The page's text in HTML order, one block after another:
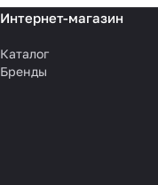
Интернет-магазин
Каталог
Бренды